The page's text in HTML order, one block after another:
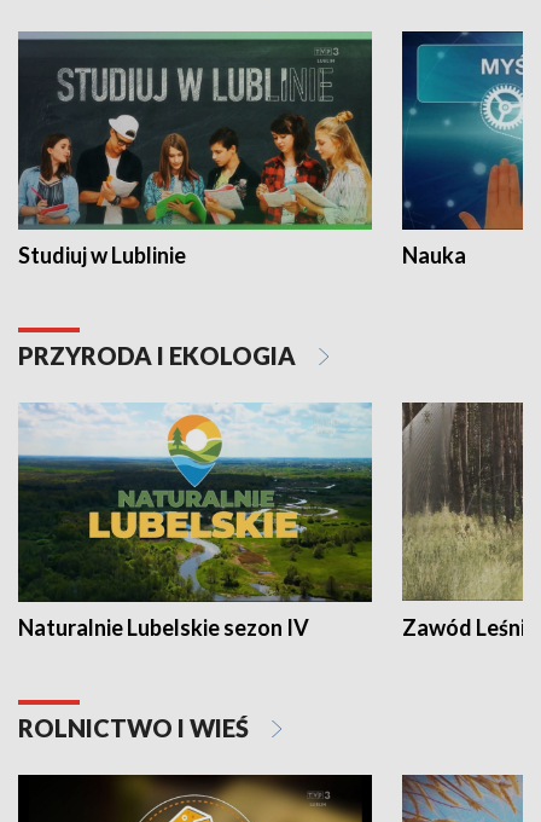
Studiuj w Lublinie Nauka
PRZYRODA I EKOLOGIA
Naturalnie Lubelskie sezon IV Zawód Leśnik
ROLNICTWO I WIEŚ